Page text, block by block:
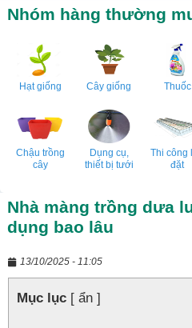
Nhóm hàng thường
Hạt giống Cây giống Thuốc
Chậu trồng
cây
Dụng cụ,
thiết bị tưới
Thi công
đặt
Nhà màng trồng dưa
dụng bao lâu
13/10/2025 - 11:05
Mục lục [ ẩn ]